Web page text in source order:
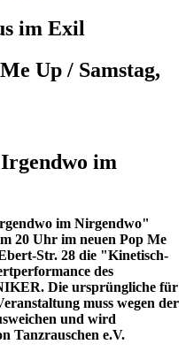
im Exil
Up / Samstag,
im
im Nirgendwo"
20 Uhr im neuen Pop Me
Str. 28 die "Kinetisch-
des
Die ursprüngliche für
muss wegen der
und wird
Tanzrauschen e.V.